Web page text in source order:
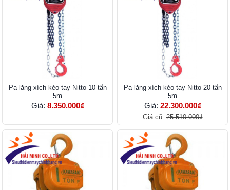
Pa lăng xích kéo tay Nitto 10 tấn
5m
Giá: 8.350.000₫
Pa lăng xích kéo tay Nitto 20 tấn
5m
Giá: 22.300.000₫
Giá cũ:25.510.000₫